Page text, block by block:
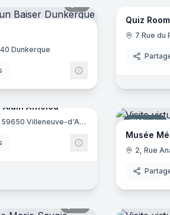
Dunkerque
Centre
Quiz
7 Rue du
Alain Afflelou
Afflelou
Centre Commercial Auchan V2, 59650 Villeneuve-d'Ascq Musée
Musée
2, Rue